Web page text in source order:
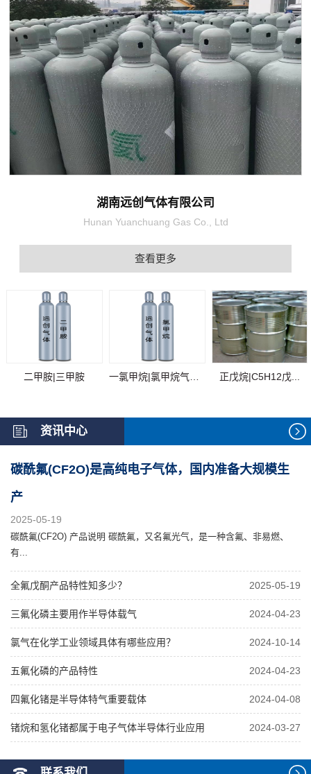
湖南远创气体有限公司
Hunan Yuanchuang Gas Co., Ltd
查看更多
二甲胺|三甲胺 正戊烷|C5H12戊...
资讯中心
碳酰氟(CF2O)是高纯电子气体，国内准备大规模生
产
2025-05-19
碳酰氟(CF2O) 产品说明 碳酰氟，又名氟光气，是一种含氟、非易燃、
有...
全氟戊酮产品特性知多少？ 2025-05-19
三氟化磷主要用作半导体载气 2024-04-23
氯气在化学工业领域具体有哪些应用？ 2024-10-14
五氟化磷的产品特性 2024-04-23
四氟化锗是半导体特气重要载体 2024-04-08
锗烷和氢化锗都属于电子气体半导体行业应用 2024-03-27